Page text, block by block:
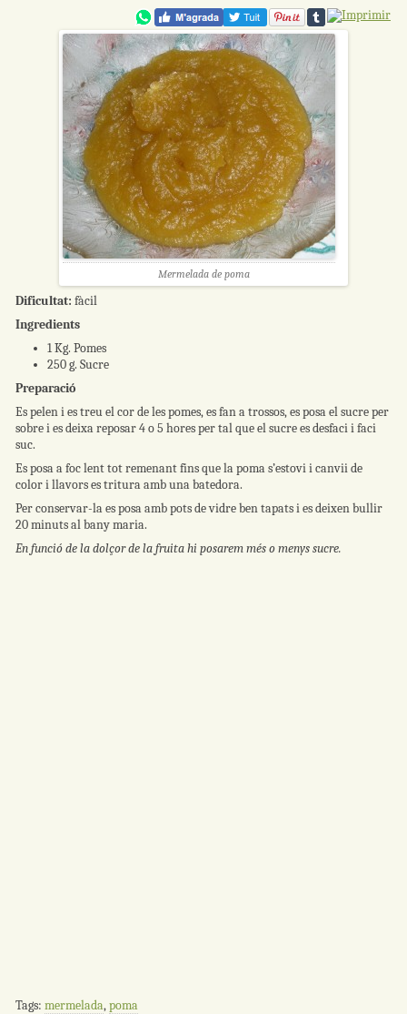
Mermelada de poma
Dificultat: fàcil
Ingredients
1 Kg. Pomes
250 g. Sucre
Preparació
Es pelen i es treu el cor de les pomes, es fan a trossos, es posa el sucre per
sobre i es deixa reposar 4 o 5 hores per tal que el sucre es desfaci i faci
suc.
Es posa a foc lent tot remenant fins que la poma s’estovi i canvii de
color i llavors es tritura amb una batedora.
Per conservar-la es posa amb pots de vidre ben tapats i es deixen bullir
20 minuts al bany maria.
En funció de la dolçor de la fruita hi posarem més o menys sucre.
Tags: mermelada,poma